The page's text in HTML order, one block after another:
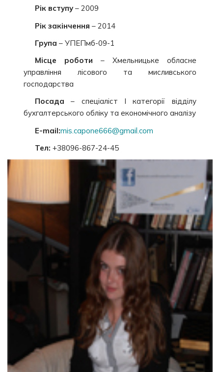
Рік вступу – 2009
Рік закінчення – 2014
Група – УПЕПмб-09-1
Місце роботи – Хмельницьке обласне
управління лісового та мисливського
господарства
Посада – спеціаліст І категорії відділу
бухгалтерського обліку та економічного аналізу
E-mail:mis.capone666@gmail.com
Тел: +38096-867-24-45